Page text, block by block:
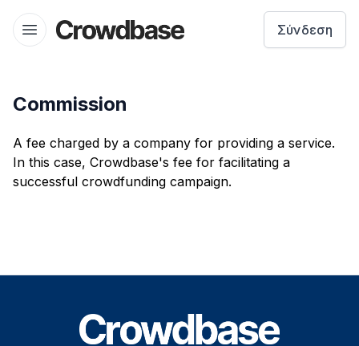
Open menu
Crowdbase logo Σύνδεση
Commission
A fee charged by a company for providing a service.
In this case, Crowdbase's fee for facilitating a
successful crowdfunding campaign.